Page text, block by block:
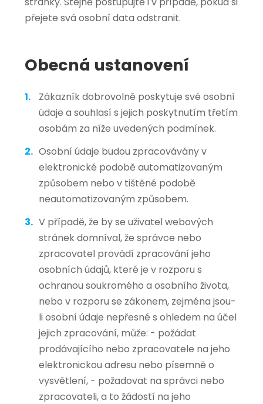
přejete svá osobní data odstranit.
Obecná ustanovení
Zákazník dobrovolně poskytuje své osobní
údaje a souhlasí s jejich poskytnutím třetím
osobám za níže uvedených podmínek.
Osobní údaje budou zpracovávány v
elektronické podobě automatizovaným
způsobem nebo v tištěné podobě
neautomatizovaným způsobem.
V případě, že by se uživatel webových
stránek domníval, že správce nebo
zpracovatel provádí zpracování jeho
osobních údajů, které je v rozporu s
ochranou soukromého a osobního života,
nebo v rozporu se zákonem, zejména jsou-
li osobní údaje nepřesné s ohledem na účel
jejich zpracování, může: - požádat
prodávajícího nebo zpracovatele na jeho
elektronickou adresu nebo písemně o
vysvětlení, - požadovat na správci nebo
zpracovateli, a to žádostí na jeho